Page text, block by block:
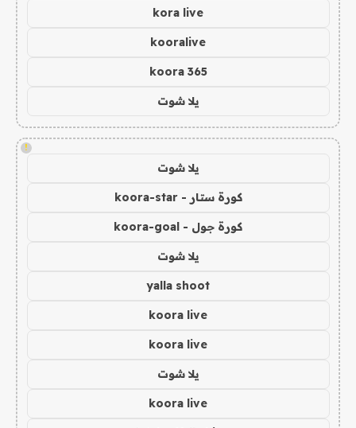
kora live
kooralive
koora 365
يلا شوت
!
يلا شوت
كورة ستار - koora-star
كورة جول - koora-goal
يلا شوت
yalla shoot
koora live
koora live
يلا شوت
koora live